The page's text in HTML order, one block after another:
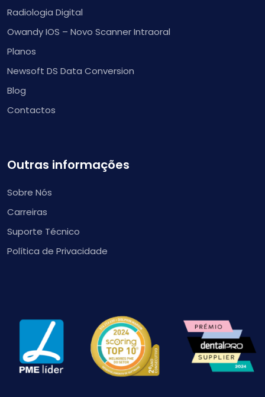
Radiologia Digital
Owandy IOS – Novo Scanner Intraoral
Planos
Newsoft DS Data Conversion
Blog
Contactos
Outras informações
Sobre Nós
Carreiras
Suporte Técnico
Política de Privacidade